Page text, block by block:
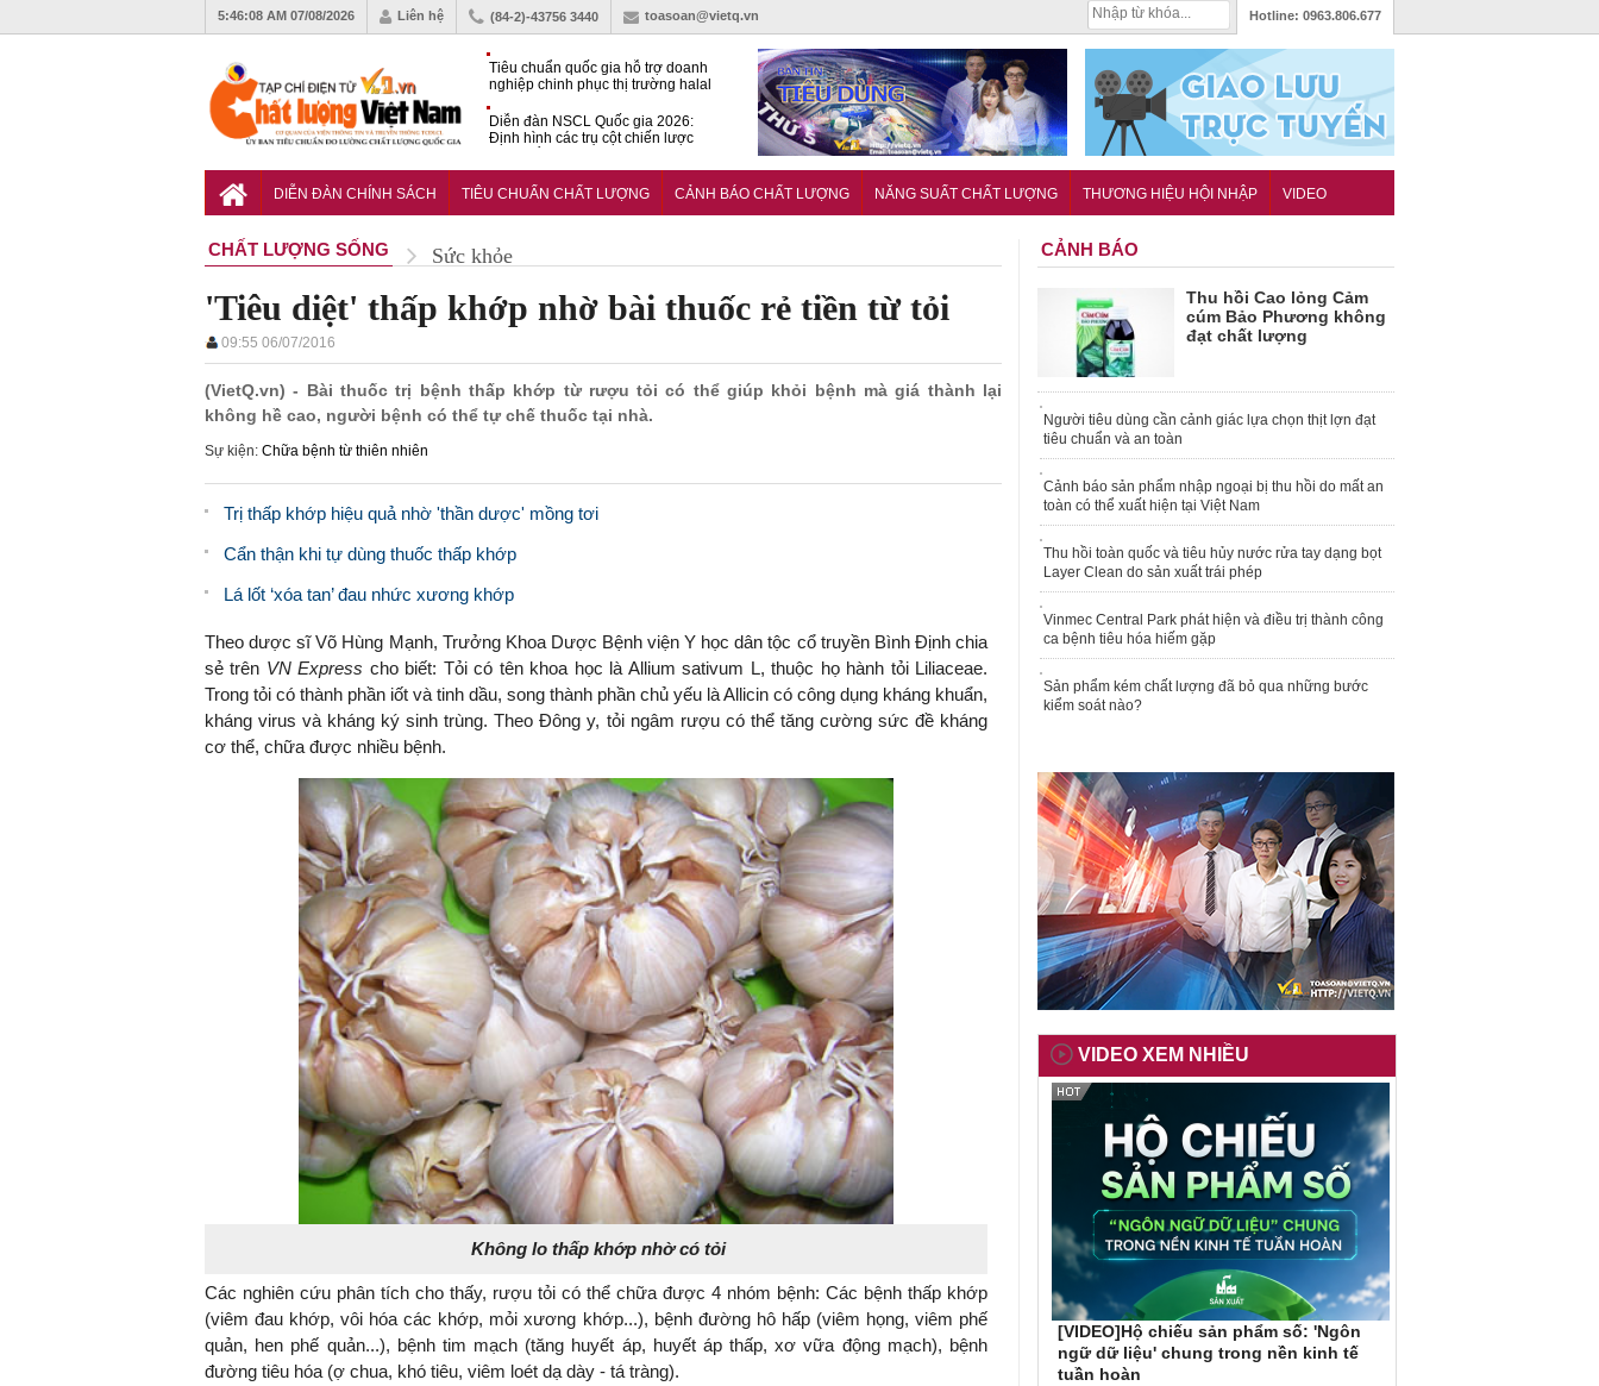
5:46:09 AM 07/08/2026 Liên hệ (84-2)-43756 3440 toasoan@vietq.vn Hotline: 0963.806.677
Tiêu chuẩn quốc gia hỗ trợ doanh
nghiệp chinh phục thị trường halal
Diễn đàn NSCL Quốc gia 2026:
Định hình các trụ cột chiến lược
Chất lượng Quốc gia năm 2026
DIỄN ĐÀN CHÍNH SÁCH TIÊU CHUẨN CHẤT LƯỢNG CẢNH BÁO CHẤT LƯỢNG NĂNG SUẤT CHẤT LƯỢNG THƯƠNG HIỆU HỘI NHẬP VIDEO
CHẤT LƯỢNG SỐNG Sức khỏe
'Tiêu diệt' thấp khớp nhờ bài thuốc rẻ tiền từ tỏi
09:55 06/07/2016
(VietQ.vn) - Bài thuốc trị bệnh thấp khớp từ rượu tỏi có thể giúp khỏi bệnh mà giá thành lại
không hề cao, người bệnh có thể tự chế thuốc tại nhà.
Sự kiện: Chữa bệnh từ thiên nhiên
Trị thấp khớp hiệu quả nhờ 'thần dược' mồng tơi
Cẩn thận khi tự dùng thuốc thấp khớp
Lá lốt ‘xóa tan’ đau nhức xương khớp
Theo dược sĩ Võ Hùng Mạnh, Trưởng Khoa Dược Bệnh viện Y học dân tộc cổ truyền Bình Định chia
sẻ trên VN Express cho biết: Tỏi có tên khoa học là Allium sativum L, thuộc họ hành tỏi Liliaceae.
Trong tỏi có thành phần iốt và tinh dầu, song thành phần chủ yếu là Allicin có công dụng kháng khuẩn,
kháng virus và kháng ký sinh trùng. Theo Đông y, tỏi ngâm rượu có thể tăng cường sức đề kháng
cơ thể, chữa được nhiều bệnh.
Không lo thấp khớp nhờ có tỏi
Các nghiên cứu phân tích cho thấy, rượu tỏi có thể chữa được 4 nhóm bệnh: Các bệnh thấp khớp
(viêm đau khớp, vôi hóa các khớp, mỏi xương khớp...), bệnh đường hô hấp (viêm họng, viêm phế
quản, hen phế quản...), bệnh tim mạch (tăng huyết áp, huyết áp thấp, xơ vữa động mạch), bệnh
đường tiêu hóa (ợ chua, khó tiêu, viêm loét dạ dày - tá tràng).
CẢNH BÁO
Thu hồi Cao lỏng Cảm
cúm Bảo Phương không
đạt chất lượng
Người tiêu dùng cần cảnh giác lựa chọn thịt lợn đạt
tiêu chuẩn và an toàn
Cảnh báo sản phẩm nhập ngoại bị thu hồi do mất an
toàn có thể xuất hiện tại Việt Nam
Thu hồi toàn quốc và tiêu hủy nước rửa tay dạng bọt
Layer Clean do sản xuất trái phép
Vinmec Central Park phát hiện và điều trị thành công
ca bệnh tiêu hóa hiếm gặp
Sản phẩm kém chất lượng đã bỏ qua những bước
kiểm soát nào?
VIDEO XEM NHIỀU
[VIDEO]Hộ chiếu sản phẩm số: 'Ngôn
ngữ dữ liệu' chung trong nền kinh tế
tuần hoàn